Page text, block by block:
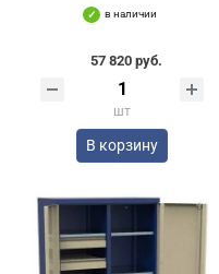
в наличии
57 820 руб.
шт
В корзину